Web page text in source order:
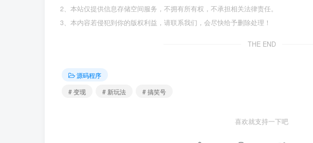
2、本站仅提供信息存储空间服务，不拥有所有权，不承担相关法律责任。
3、本内容若侵犯到你的版权利益，请联系我们，会尽快给予删除处理！
THE END
源码程序
# 变现
# 新玩法 # 搞笑号
喜欢就支持一下吧